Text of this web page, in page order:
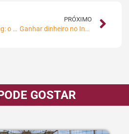
Inbound marketing: o que é e estratégias de como fazer
PRÓXIMO
Ganhar dinheiro no Instagram: saiba como criar conteúdo e faturar!
GOSTAR